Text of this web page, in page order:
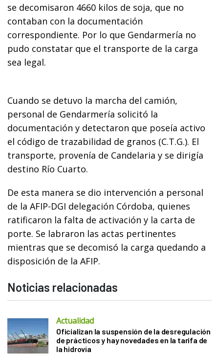
se decomisaron 4660 kilos de soja, que no
contaban con la documentación
correspondiente. Por lo que Gendarmería no
pudo constatar que el transporte de la carga
sea legal.
Cuando se detuvo la marcha del camión,
personal de Gendarmería solicitó la
documentación y detectaron que poseía activo
el código de trazabilidad de granos (C.T.G.). El
transporte, provenía de Candelaria y se dirigía
destino Río Cuarto.
De esta manera se dio intervención a personal
de la AFIP-DGI delegación Córdoba, quienes
ratificaron la falta de activación y la carta de
porte. Se labraron las actas pertinentes
mientras que se decomisó la carga quedando a
disposición de la AFIP.
Noticias relacionadas
Actualidad
Oficializan la suspensión de la desregulación
de prácticos y hay novedades en la tarifa de
la hidrovía